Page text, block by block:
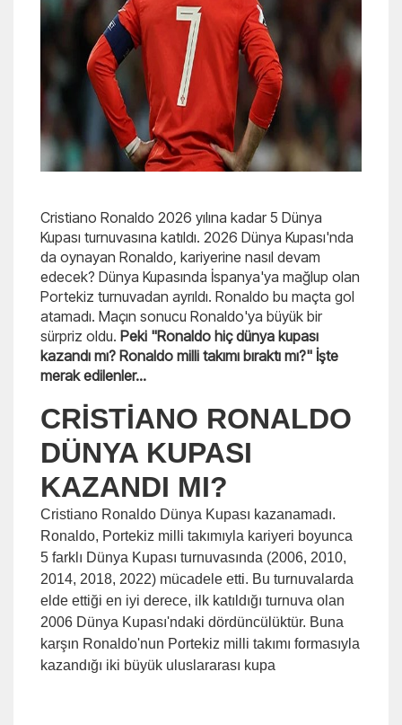
Cristiano Ronaldo 2026 yılına kadar 5 Dünya
Kupası turnuvasına katıldı. 2026 Dünya Kupası'nda
da oynayan Ronaldo, kariyerine nasıl devam
edecek? Dünya Kupasında İspanya'ya mağlup olan
Portekiz turnuvadan ayrıldı. Ronaldo bu maçta gol
atamadı. Maçın sonucu Ronaldo'ya büyük bir
sürpriz oldu. Peki "Ronaldo hiç dünya kupası
kazandı mı? Ronaldo milli takımı bıraktı mı?" İşte
merak edilenler...
CRİSTİANO RONALDO
DÜNYA KUPASI
KAZANDI MI?
Cristiano Ronaldo Dünya Kupası kazanamadı.
Ronaldo, Portekiz milli takımıyla kariyeri boyunca
5 farklı Dünya Kupası turnuvasında (2006, 2010,
2014, 2018, 2022) mücadele etti. Bu turnuvalarda
elde ettiği en iyi derece, ilk katıldığı turnuva olan
2006 Dünya Kupası'ndaki dördüncülüktür. Buna
karşın Ronaldo'nun Portekiz milli takımı formasıyla
kazandığı iki büyük uluslararası kupa